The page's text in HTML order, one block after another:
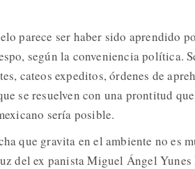
parece ser haber sido aprendido
según la conveniencia política.
cateos expeditos, órdenes de
se resuelven con una prontitud
sería posible.
que gravita en el ambiente no es
del ex panista Miguel Ángel